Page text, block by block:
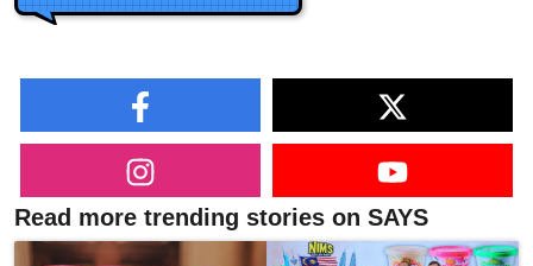
Read more trending stories on SAYS